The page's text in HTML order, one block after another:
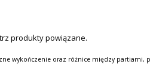
produkty powiązane.
wykończenie oraz różnice między